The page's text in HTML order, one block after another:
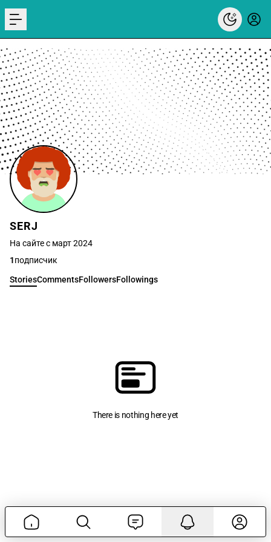
menu
SERJ
На сайте с март 2024
1подписчик
StoriesCommentsFollowersFollowings
There is nothing here yet